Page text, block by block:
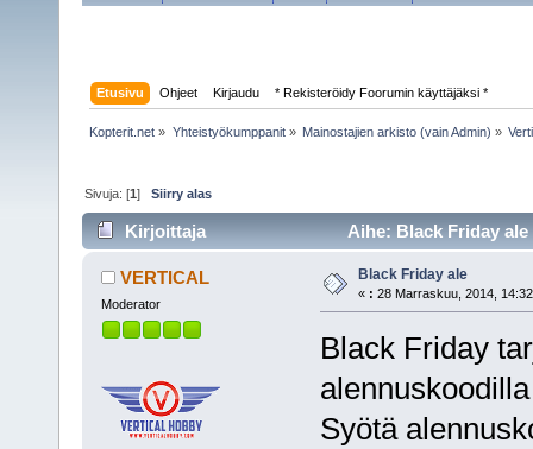
Etusivu Ohjeet Kirjaudu * Rekisteröidy Foorumin käyttäjäksi *
Kopterit.net » Yhteistyökumppanit» Mainostajien arkisto (vain Admin) »
Sivuja: [1]Siirry alas
Kirjoittaja Aihe: Black Friday
VERTICAL
Moderator
Black Friday ale
« : 28 Marraskuu, 2014,
Black Friday
Syötä